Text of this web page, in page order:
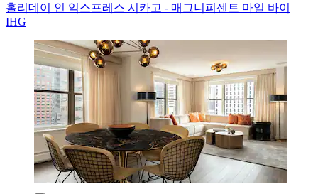
홀리데이 인 익스프레스 시카고 - 매그니피센트 마일 바이
IHG